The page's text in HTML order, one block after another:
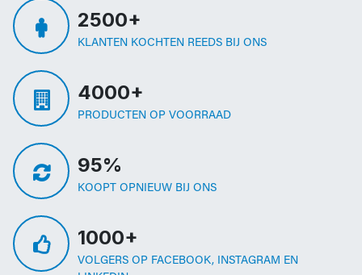
2500+
KLANTEN KOCHTEN REEDS BIJ ONS
4000+
PRODUCTEN OP VOORRAAD
95%
KOOPT OPNIEUW BIJ ONS
1000+
VOLGERS OP FACEBOOK, INSTAGRAM EN